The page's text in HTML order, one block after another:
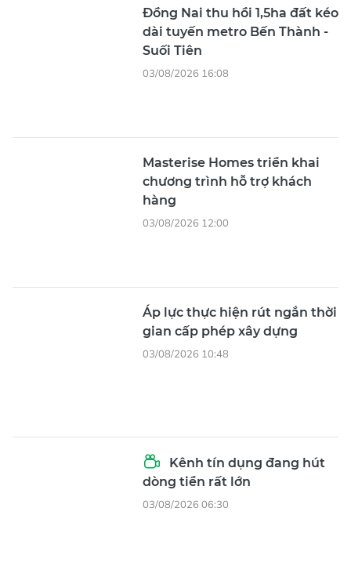
Đồng Nai thu hồi 1,5ha đất kéo
dài tuyến metro Bến Thành -
Suối Tiên
03/08/2026 16:08
Masterise Homes triển khai
chương trình hỗ trợ khách
hàng
03/08/2026 12:00
Áp lực thực hiện rút ngắn thời
gian cấp phép xây dựng
03/08/2026 10:48
Kênh tín dụng đang hút
dòng tiền rất lớn
03/08/2026 06:30